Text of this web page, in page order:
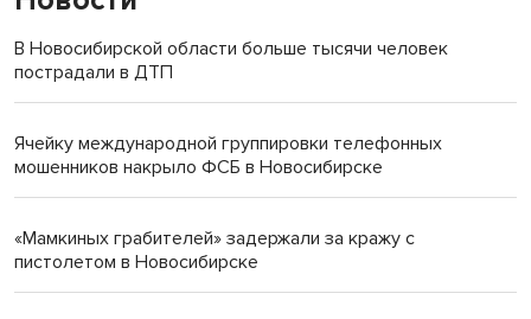
В Новосибирской области больше тысячи человек
пострадали в ДТП
Ячейку международной группировки телефонных
мошенников накрыло ФСБ в Новосибирске
«Мамкиных грабителей» задержали за кражу с
пистолетом в Новосибирске